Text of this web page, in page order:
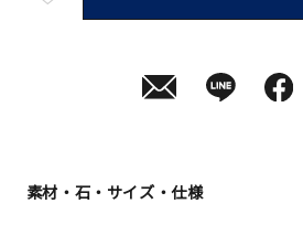
08
素材・石・サイズ・仕様